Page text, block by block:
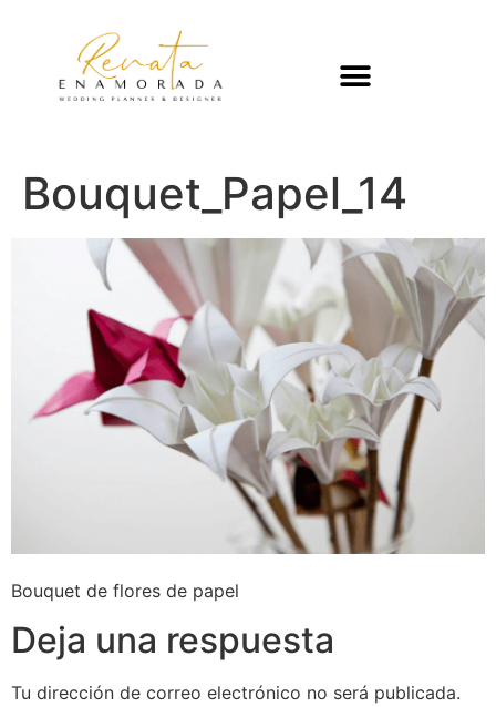
Bouquet_Papel_14
Bouquet de flores de papel
Deja una respuesta
Tu dirección de correo electrónico no será publicada.